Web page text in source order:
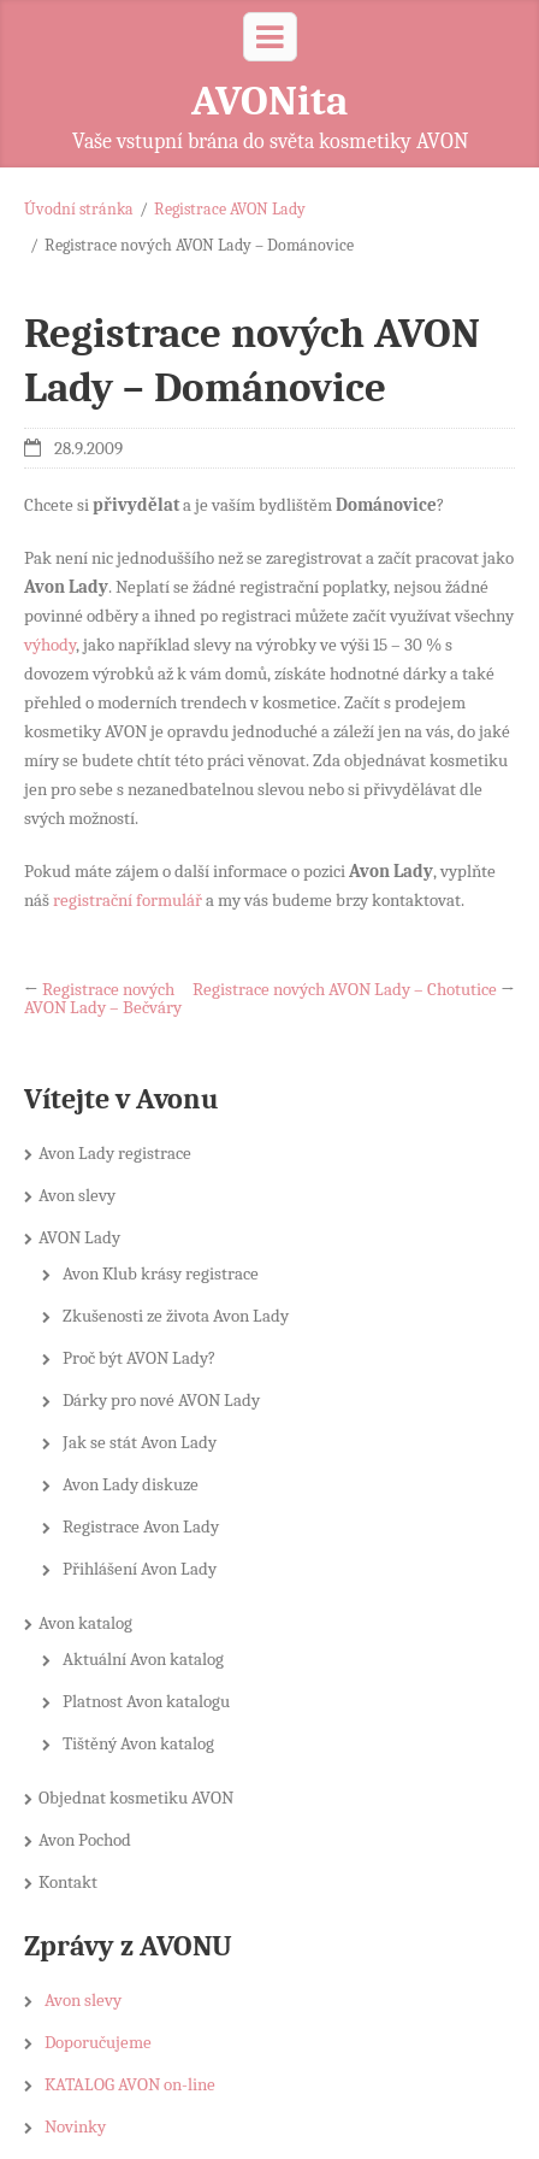
AVONita
Vaše vstupní brána do světa kosmetiky AVON
Úvodní stránka / Registrace AVON Lady
/ Registrace nových AVON Lady – Dománovice
Registrace nových AVON
Lady – Dománovice
28.9.2009
Chcete sipřivydělata je vaším bydlištěmDománovice?
Pak není nic jednoduššího než se zaregistrovat a začít pracovat jako
Avon Lady. Neplatí se žádné registrační poplatky, nejsou žádné
povinné odběry a ihned po registraci můžete začít využívat všechny
výhody, jako například slevy na výrobky ve výši 15 – 30 % s
dovozem výrobků až k vám domů, získáte hodnotné dárky a také
přehled o moderních trendech v kosmetice. Začít s prodejem
kosmetiky AVON je opravdu jednoduché a záleží jen na vás, do jaké
míry se budete chtít této práci věnovat. Zda objednávat kosmetiku
jen pro sebe s nezanedbatelnou slevou nebo si přivydělávat dle
svých možností.
Pokud máte zájem o další informace o poziciAvon Lady, vyplňte
nášregistrační formulářa my vás budeme brzy kontaktovat.
Registrace nových AVON Lady – Chotutice →
← Registrace nových
AVON Lady – Bečváry
Vítejte v Avonu
Avon Lady registrace
Avon slevy
AVON Lady
Avon Klub krásy registrace
Zkušenosti ze života Avon Lady
Proč být AVON Lady?
Dárky pro nové AVON Lady
Jak se stát Avon Lady
Avon Lady diskuze
Registrace Avon Lady
Přihlášení Avon Lady
Avon katalog
Aktuální Avon katalog
Platnost Avon katalogu
Tištěný Avon katalog
Objednat kosmetiku AVON
Avon Pochod
Kontakt
Zprávy z AVONU
Avon slevy
Doporučujeme
KATALOG AVON on-line
Novinky